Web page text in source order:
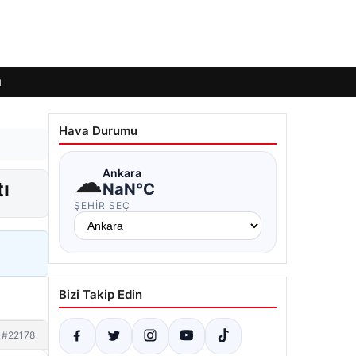
#22178
Hava Durumu
☁Ankara
NaN°C
ŞEHIR SEÇ
Bizi Takip Edin